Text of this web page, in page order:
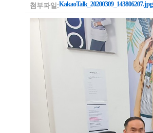
첨부파일:KakaoTalk_20200309_143806207.jpg